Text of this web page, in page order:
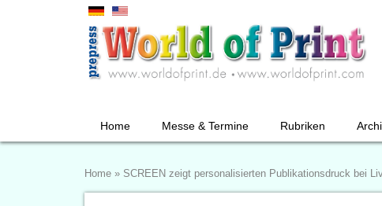
Home Messe & Termine Rubriken
Home » SCREEN zeigt personalisierten Publikationsdruck bei